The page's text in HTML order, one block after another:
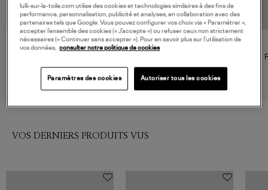
165,00 €
DESTIN
265,00 €
VOS DERNIERS PRODUITS VUS
lulli-sur-la-toile.com utilise des cookies et technologies similaires à des fins de
performance, personnalisation, publicité et analyses, en collaboration avec des
partenaires tels que Google. Vous pouvez configurer vos choix via « Paramétrer »,
accepter l’ensemble des cookies (« J’accepte ») ou refuser ceux non strictement
nécessaires (« Continuer sans accepter »). Pour en savoir plus sur l’utilisation de
vos données, consulter notre politique de cookies
Paramètres des cookies Autoriser tous les cookies